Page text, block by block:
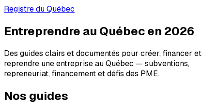
Registre du Québec
Entreprendre au Québec en 2026
Des guides clairs et documentés pour créer, financer et
reprendre une entreprise au Québec — subventions,
repreneuriat, financement et défis des PME.
Nos guides